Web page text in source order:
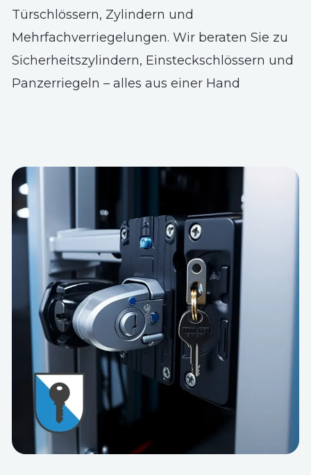
Türschlössern, Zylindern und
Mehrfachverriegelungen. Wir beraten Sie zu
Sicherheitszylindern, Einsteckschlössern und
Panzerriegeln – alles aus einer Hand